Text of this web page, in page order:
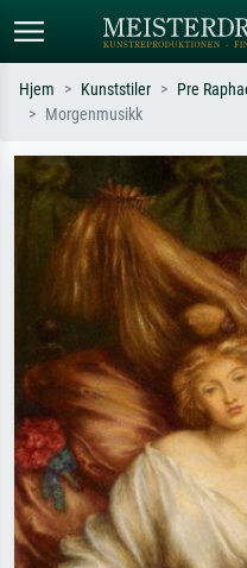
Søk etter kunstner, tittel eller stil – for
eksempel Monet, Stjernenatt,
impresjonisme, Hokusai-bølgen, akt.
Hjem Kunststiler Pre
Morgenmusikk